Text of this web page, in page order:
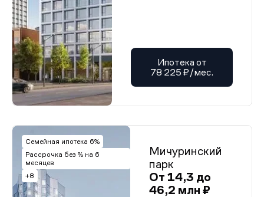
Ипотека от
78 225 ₽/мес.
Семейная ипотека 6%
Рассрочка без % на 6
месяцев
+8
Мичуринский
парк
От 14,3 до
46,2 млн ₽